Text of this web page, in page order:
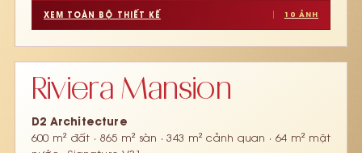
XEM TOÀN BỘ THIẾT KẾ 10 ẢNH
‹ ›
Riviera Mansion
D2 Architecture
600 m² đất · 865 m² sàn · 343 m² cảnh quan · 64 m² mặt